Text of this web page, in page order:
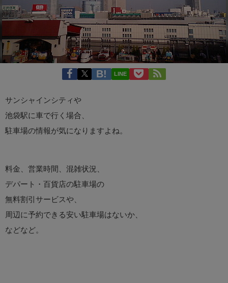
LINE
サンシャインシティや
池袋駅に車で行く場合、
駐車場の情報が気になりますよね。
料金、営業時間、混雑状況、
デパート・百貨店の駐車場の
無料割引サービスや、
周辺に予約できる安い駐車場はないか、
などなど。